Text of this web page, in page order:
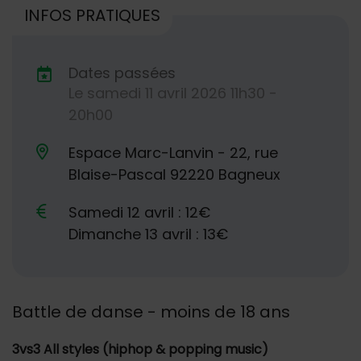
INFOS PRATIQUES
Dates de planification
Dates passées
Le samedi 11 avril 2026 11h30 -
20h00
Lieu alternatif
Espace Marc-Lanvin - 22, rue
Blaise-Pascal 92220 Bagneux
Samedi 12 avril : 12€
Dimanche 13 avril : 13€
Battle de danse - moins de 18 ans
3vs3 All styles (hiphop & popping music)